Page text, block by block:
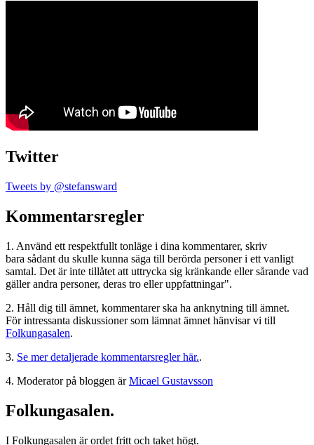
Twitter
Tweets by @stefansward
Kommentarsregler
1. Använd ett respektfullt tonläge i dina kommentarer, skriv
bara sådant du skulle kunna säga till berörda personer i ett vanligt
samtal. Det är inte tillåtet att uttrycka sig kränkande eller sårande vad
gäller andra personer, deras tro eller uppfattningar".
2. Håll dig till ämnet, kommentarer ska ha anknytning till ämnet.
För intressanta diskussioner som lämnat ämnet hänvisar vi till
Folkungasalen.
3. Se mer detaljerade kommentarsregler här..
4. Moderator på bloggen ärMicael Gustavsson
Folkungasalen.
I Folkungasalen är ordet fritt och taket högt.